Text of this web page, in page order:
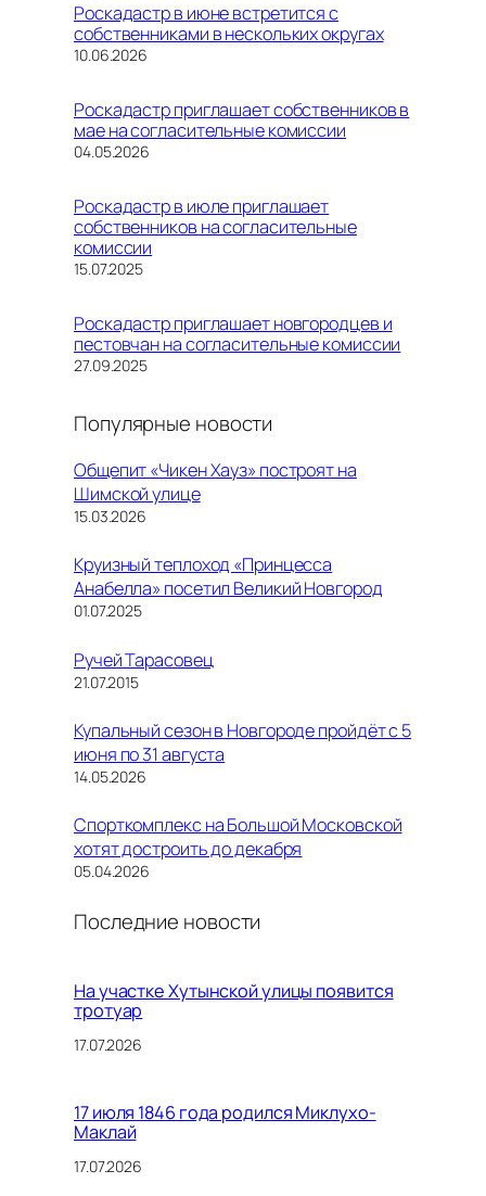
Роскадастр в июне встретится с
собственниками в нескольких округах
Дата
10.06.2026
Роскадастр приглашает собственников в
мае на согласительные комиссии
Дата
04.05.2026
Роскадастр в июле приглашает
собственников на согласительные
комиссии
Дата
15.07.2025
Роскадастр приглашает новгородцев и
пестовчан на согласительные комиссии
Дата
27.09.2025
Популярные новости
Общепит «Чикен Хауз» построят на
Шимской улице
15.03.2026
Круизный теплоход «Принцесса
Анабелла» посетил Великий Новгород
01.07.2025
Ручей Тарасовец
21.07.2015
Купальный сезон в Новгороде пройдёт с 5
июня по 31 августа
14.05.2026
Спорткомплекс на Большой Московской
хотят достроить до декабря
05.04.2026
Последние новости
На участке Хутынской улицы появится
тротуар
17.07.2026
17 июля 1846 года родился Миклухо-
Маклай
17.07.2026